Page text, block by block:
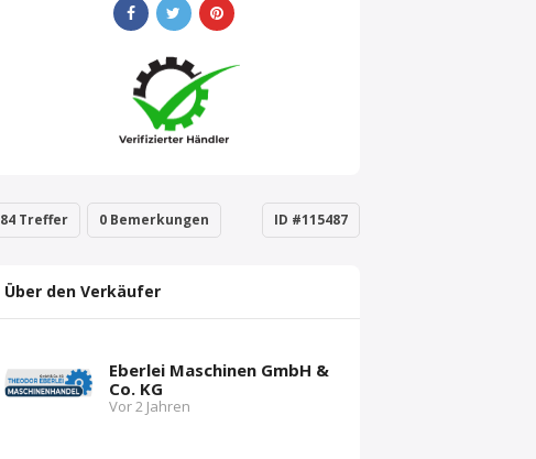
84 Treffer 0 Bemerkungen ID #115487
Über den Verkäufer
Eberlei Maschinen GmbH &
Co. KG
Vor 2 Jahren